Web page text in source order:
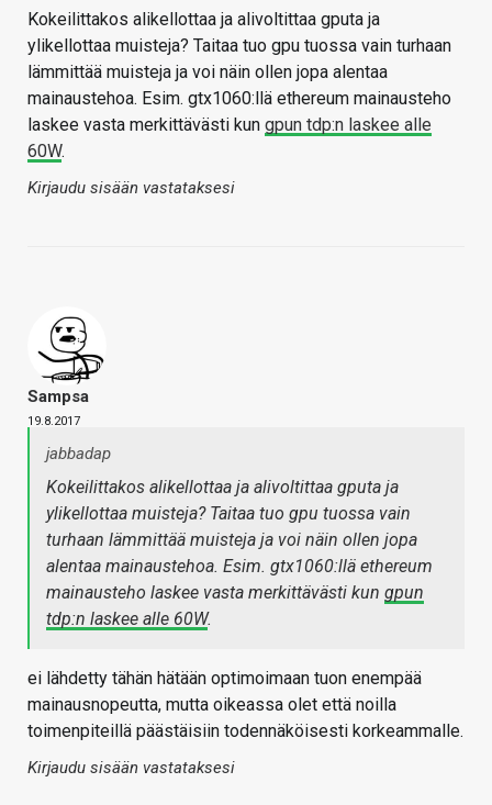
Kokeilittakos alikellottaa ja alivoltittaa gputa ja
ylikellottaa muisteja? Taitaa tuo gpu tuossa vain turhaan
lämmittää muisteja ja voi näin ollen jopa alentaa
mainaustehoa. Esim. gtx1060:llä ethereum mainausteho
laskee vasta merkittävästi kun gpun tdp:n laskee alle
60W.
Kirjaudu sisään vastataksesi
Sampsa
19.8.2017
jabbadap
Kokeilittakos alikellottaa ja alivoltittaa gputa ja
ylikellottaa muisteja? Taitaa tuo gpu tuossa vain
turhaan lämmittää muisteja ja voi näin ollen jopa
alentaa mainaustehoa. Esim. gtx1060:llä ethereum
mainausteho laskee vasta merkittävästi kun gpun
tdp:n laskee alle 60W.
ei lähdetty tähän hätään optimoimaan tuon enempää
mainausnopeutta, mutta oikeassa olet että noilla
toimenpiteillä päästäisiin todennäköisesti korkeammalle.
Kirjaudu sisään vastataksesi